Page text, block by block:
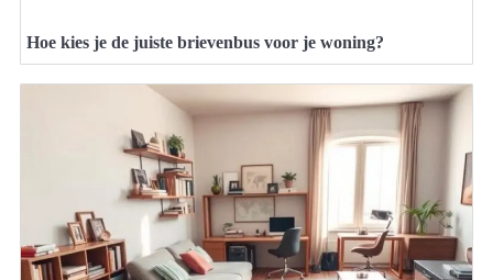
Hoe kies je de juiste brievenbus voor je woning?